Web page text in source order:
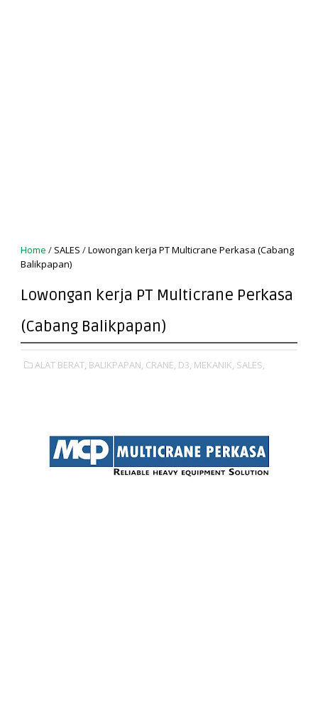
Home / SALES /Lowongan kerja PT Multicrane Perkasa (Cabang
Balikpapan)
Lowongan kerja PT Multicrane Perkasa
(Cabang Balikpapan)
ALAT BERAT, BALIKPAPAN, CRANE, D3, MEKANIK, SALES,